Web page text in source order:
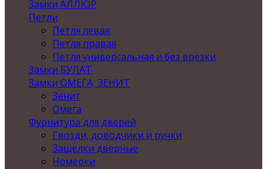
Замки АЛЛЮР
Петли
Петля левая
Петля правая
Петля универсальная и без врезки
Замки БУЛАТ
Замки ОМЕГА, ЗЕНИТ
Зенит
Омега
Фурнитура для дверей
Гвозди, доводчики и ручки
Защелки дверные
Номерки